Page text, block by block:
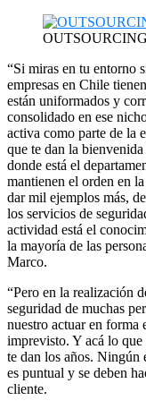
“Si miras en tu entorno
empresas en Chile
están uniformados y
consolidado en ese
activa como parte de la
que te dan la
donde está el
mantienen el orden en
dar mil ejemplos más,
los servicios de
actividad está el
la mayoría de las
Marco.
“Pero en la realización
seguridad de muchas
nuestro actuar en forma
imprevisto. Y acá lo que
te dan los años. Ningún
es puntual y se deben
cliente.